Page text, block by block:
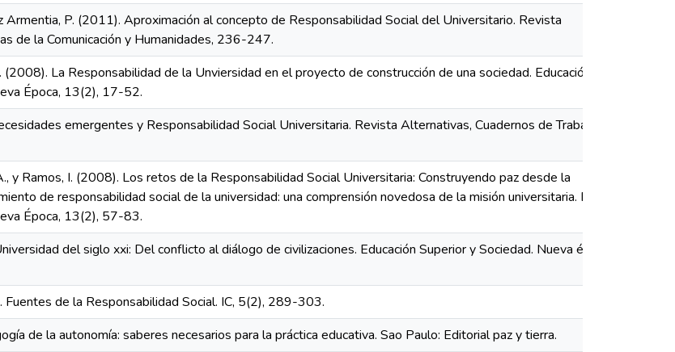
Armentia, P. (2011). Aproximación al concepto de Responsabilidad Social del Universitario. Revista
de la Comunicación y Humanidades, 236-247.
(2008). La Responsabilidad de la Unviersidad en el proyecto de construcción de una sociedad. Educación
Época, 13(2), 17-52.
emergentes y Responsabilidad Social Universitaria. Revista Alternativas, Cuadernos de Trabajo Social,
y Ramos, I. (2008). Los retos de la Responsabilidad Social Universitaria: Construyendo paz desde la
de responsabilidad social de la universidad: una comprensión novedosa de la misión universitaria. Educación
Época, 13(2), 57-83.
del siglo xxi: Del conflicto al diálogo de civilizaciones. Educación Superior y Sociedad. Nueva época,
Fuentes de la Responsabilidad Social. IC, 5(2), 289-303.
de la autonomía: saberes necesarios para la práctica educativa. Sao Paulo: Editorial paz y tierra.